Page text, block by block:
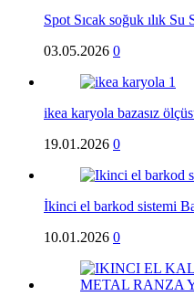
Spot Sıcak soğuk ılık Su
03.05.2026 0
ikea karyola bazasız
19.01.2026 0
İkinci el barkod sistemi
10.01.2026 0